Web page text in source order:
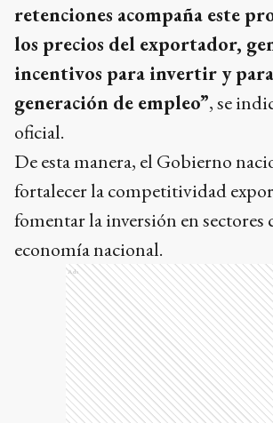
retenciones acompaña este
los precios del exportador,
incentivos para invertir y
generación de empleo”, se
oficial.
De esta manera, el Gobierno
fortalecer la competitividad
fomentar la inversión en sectores
economía nacional.
Ads